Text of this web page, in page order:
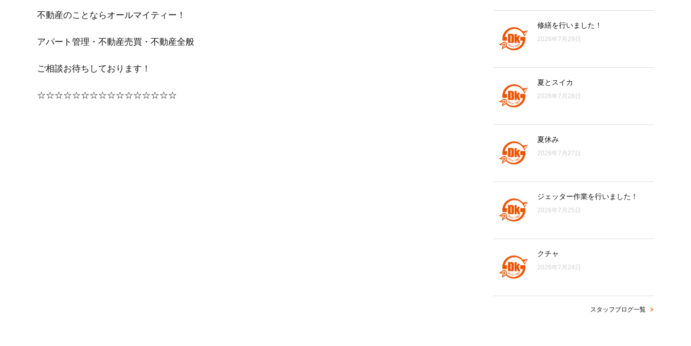
不動産のことならオールマイティー！
アパート管理・不動産売買・不動産全般
ご相談お待ちしております！
☆☆☆☆☆☆☆☆☆☆☆☆☆☆☆☆
修繕を行いました！
2026年7月29日
夏とスイカ
2026年7月28日
夏休み
2026年7月27日
ジェッター作業を行いました！
2026年7月25日
クチャ
2026年7月24日
スタッフブログ一覧